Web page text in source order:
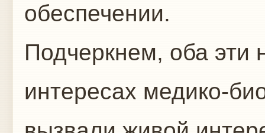
обеспечении.
Подчеркнем, оба эти
интересах медико-